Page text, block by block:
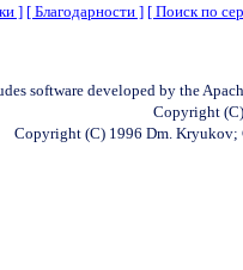
] [ Благодарности ] [ Поиск по
software developed by the
Copyright
Copyright (C) 1996 Dm.